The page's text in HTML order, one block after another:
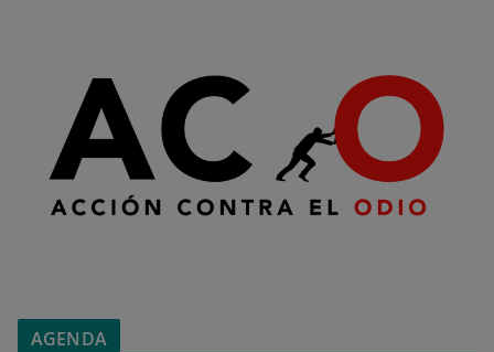
AGENDA